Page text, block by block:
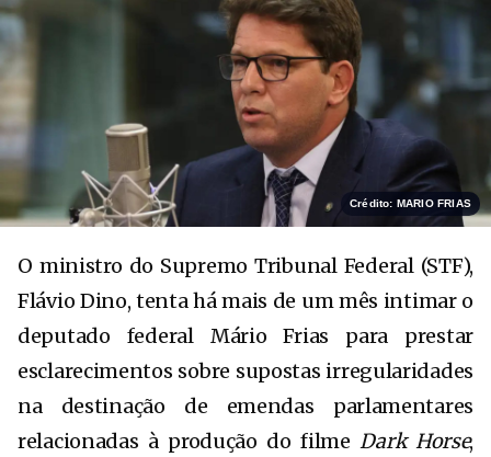
Crédito: MARIO FRIAS
O ministro do Supremo Tribunal Federal (STF),
Flávio Dino, tenta há mais de um mês intimar o
deputado federal Mário Frias para prestar
esclarecimentos sobre supostas irregularidades
na destinação de emendas parlamentares
relacionadas à produção do filmeDark Horse,